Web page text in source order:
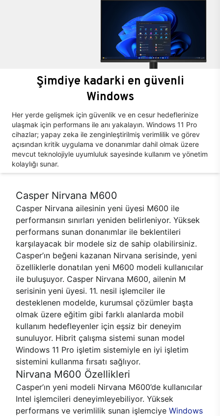
Şimdiye kadarki en güvenli
Windows
Her yerde gelişmek için güvenlik ve en cesur hedeflerinize
ulaşmak için performans ile anı yakalayın. Windows 11 Pro
cihazlar; yapay zeka ile zenginleştirilmiş verimlilik ve görev
açısından kritik uygulama ve donanımlar dahil olmak üzere
mevcut teknolojiyle uyumluluk sayesinde kullanım ve yönetim
kolaylığı sunar.
Casper Nirvana M600
Casper Nirvana ailesinin yeni üyesi M600 ile
performansın sınırları yeniden belirleniyor. Yüksek
performans sunan donanımlar ile beklentileri
karşılayacak bir modele siz de sahip olabilirsiniz.
Casper’ın beğeni kazanan Nirvana serisinde, yeni
özelliklerle donatılan yeni M600 modeli kullanıcılar
ile buluşuyor. Casper Nirvana M600, ailenin M
serisinin yeni üyesi. 11. nesil işlemciler ile
desteklenen modelde, kurumsal çözümler başta
olmak üzere eğitim gibi farklı alanlarda mobil
kullanım hedefleyenler için eşsiz bir deneyim
sunuluyor. Hibrit çalışma sistemi sunan model
Windows 11 Pro işletim sistemiyle en iyi işletim
sistemini kullanma fırsatı sağlıyor.
Nirvana M600 Özellikleri
Casper’ın yeni modeli Nirvana M600’de kullanıcılar
Intel işlemcileri deneyimleyebiliyor. Yüksek
performans ve verimlilik sunan işlemciye Windows